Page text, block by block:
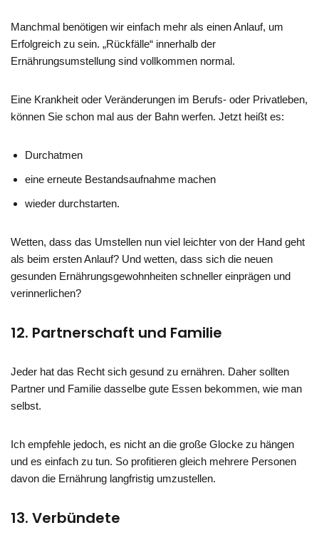
Manchmal benötigen wir einfach mehr als einen Anlauf, um
Erfolgreich zu sein. „Rückfälle“ innerhalb der
Ernährungsumstellung sind vollkommen normal.
Eine Krankheit oder Veränderungen im Berufs- oder Privatleben,
können Sie schon mal aus der Bahn werfen. Jetzt heißt es:
Durchatmen
eine erneute Bestandsaufnahme machen
wieder durchstarten.
Wetten, dass das Umstellen nun viel leichter von der Hand geht
als beim ersten Anlauf? Und wetten, dass sich die neuen
gesunden Ernährungsgewohnheiten schneller einprägen und
verinnerlichen?
12. Partnerschaft und Familie
Jeder hat das Recht sich gesund zu ernähren. Daher sollten
Partner und Familie dasselbe gute Essen bekommen, wie man
selbst.
Ich empfehle jedoch, es nicht an die große Glocke zu hängen
und es einfach zu tun. So profitieren gleich mehrere Personen
davon die Ernährung langfristig umzustellen.
13. Verbündete